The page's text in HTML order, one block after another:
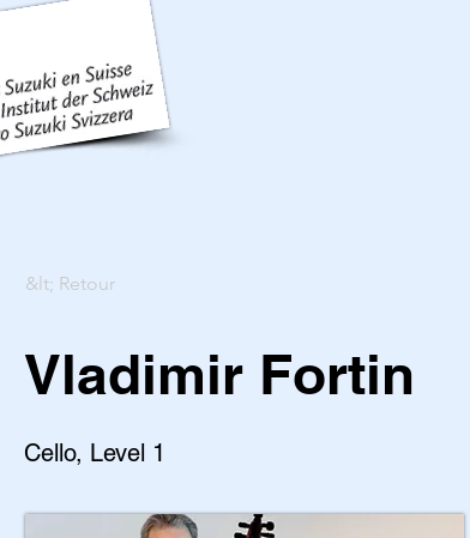
&lt; Retour
Vladimir Fortin
Cello, Level 1